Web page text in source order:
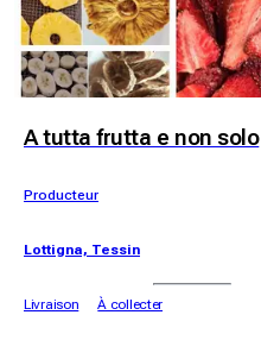
A tutta frutta e non solo
Producteur
Lottigna, Tessin
Livraison À collecter